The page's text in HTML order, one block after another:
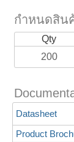
กำหนดสิน
Qty
200
Datasheet
Product